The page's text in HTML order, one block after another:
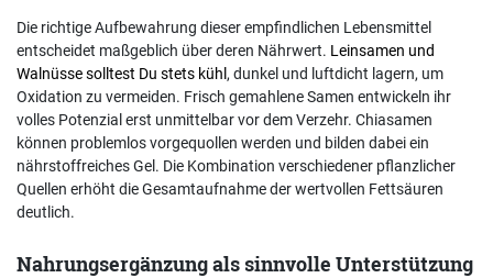
Die richtige Aufbewahrung dieser empfindlichen Lebensmittel
entscheidet maßgeblich über deren Nährwert. Leinsamen und
Walnüsse solltest Du stets kühl , dunkel und luftdicht lagern, um
Oxidation zu vermeiden. Frisch gemahlene Samen entwickeln ihr
volles Potenzial erst unmittelbar vor dem Verzehr. Chiasamen
können problemlos vorgequollen werden und bilden dabei ein
nährstoffreiches Gel. Die Kombination verschiedener pflanzlicher
Quellen erhöht die Gesamtaufnahme der wertvollen Fettsäuren
deutlich.
Nahrungsergänzung als sinnvolle Unterstützung